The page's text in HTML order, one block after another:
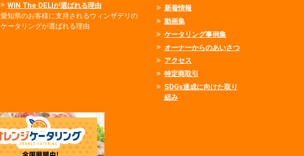
WIN The DELIが選ばれる理由
愛知県のお客様に支持されるウィンザデリの
ケータリングが選ばれる理由
新着情報
動画集
ケータリング事例集
オーナーからのあいさつ
アクセス
特定商取引
SDGs達成に向けた取り
組み